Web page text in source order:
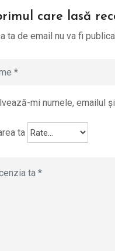
care lasă
ta de email nu va fi
mi numele, emailul
ta